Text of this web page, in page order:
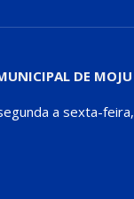
DE MOJU
a sexta-